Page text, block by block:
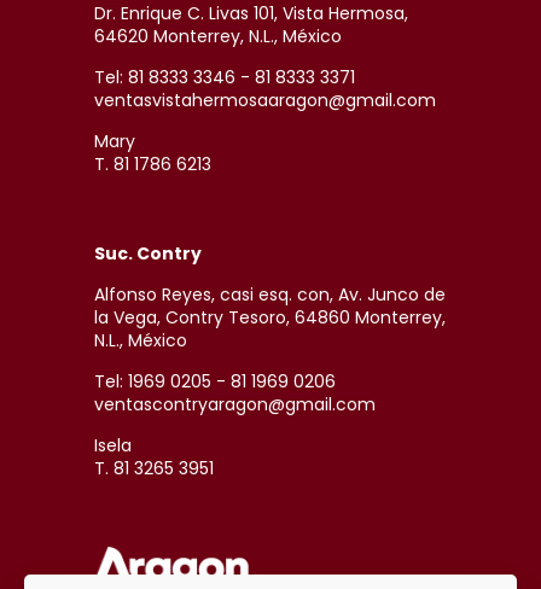
Dr. Enrique C. Livas 101, Vista Hermosa,
64620 Monterrey, N.L., México
Tel: 81 8333 3346 - 81 8333 3371
ventasvistahermosaaragon@gmail.com
Mary
T. 81 1786 6213
Suc. Contry
Alfonso Reyes, casi esq. con, Av. Junco de
la Vega, Contry Tesoro, 64860 Monterrey,
N.L., México
Tel: 1969 0205 - 81 1969 0206
ventascontryaragon@gmail.com
Isela
T. 81 3265 3951